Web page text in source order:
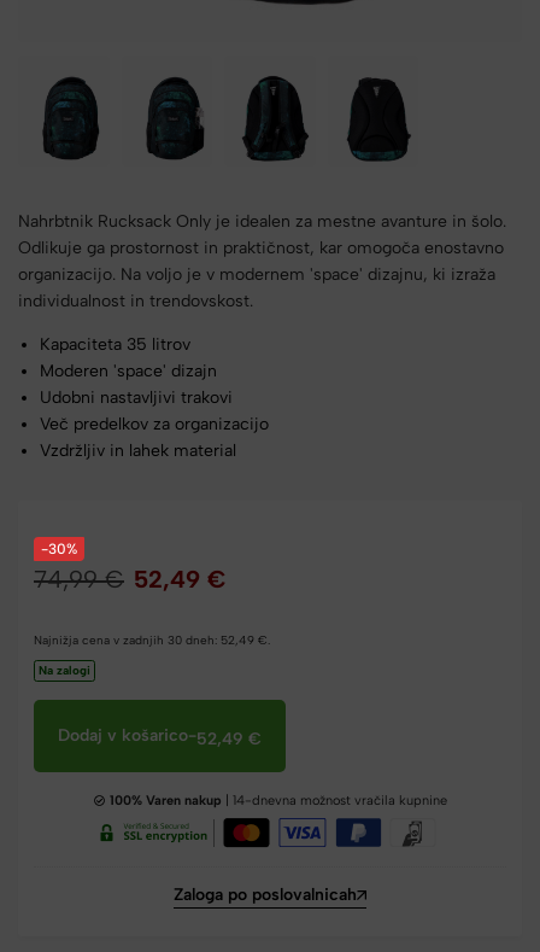
Nahrbtnik Rucksack Only je idealen za mestne avanture in šolo.
Odlikuje ga prostornost in praktičnost, kar omogoča enostavno
organizacijo. Na voljo je v modernem 'space' dizajnu, ki izraža
individualnost in trendovskost.
Kapaciteta 35 litrov
Moderen 'space' dizajn
Udobni nastavljivi trakovi
Več predelkov za organizacijo
Vzdržljiv in lahek material
-30%
74,99€ 52,49 €
Najnižja cena v zadnjih 30 dneh: 52,49 €
Na zalogi
Dodaj v košarico-52,49 €
100% Varen nakup | 14-dnevna možnost vračila kupnine
Zaloga po poslovalnicah